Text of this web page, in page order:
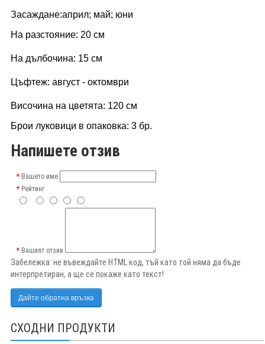
Засаждане:април; май; юни
На разстояние: 20 см
На дълбочина: 15 см
Цъфтеж: август - октомври
Височина на цветята: 120 см
Брои луковици в опаковка: 3 бр.
Напишете отзив
Вашето име
Рейтинг
Вашият отзив
Забележка: не въвеждайте HTML код, тъй като той няма да бъде
интерпретиран, а ще се покаже като текст!
Дайте обратна връзка
СХОДНИ ПРОДУКТИ